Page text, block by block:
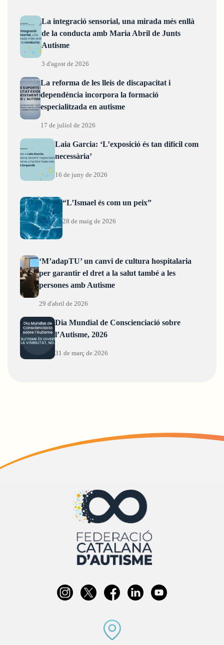
La integració sensorial, una mirada més enllà
de la conducta amb Maria Abril de Junts
Autisme
3 d'agost de 2026
La reforma de les lleis de discapacitat i
dependència incorpora la formació
especialitzada en autisme
17 de juliol de 2026
Laia Garcia: ‘L’exposició és tan difícil com
necessària’
16 de juny de 2026
“L’Ismael és com un peix”
28 de maig de 2026
‘M’adapTU’ un canvi de cultura hospitalaria
per garantir el dret a la salut també a les
persones amb Autisme
29 d'abril de 2026
Dia Mundial de Conscienciació sobre
l’Autisme, 2026
31 de març de 2026